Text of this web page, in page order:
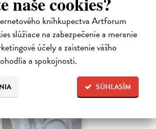
kníhkupectva Artforum
slúžiace na zabezpečenie a meranie
účely a zaistenie vášho
a spokojnosti.
SÚHLASÍM